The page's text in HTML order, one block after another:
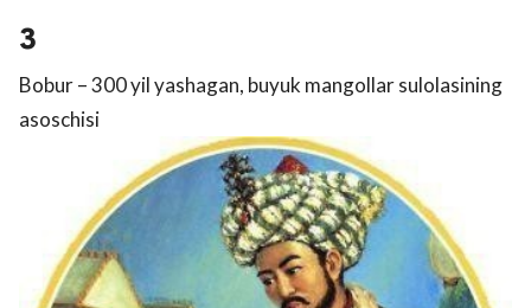
3
Bobur – 300 yil yashagan, buyuk mangollar sulolasining
asoschisi